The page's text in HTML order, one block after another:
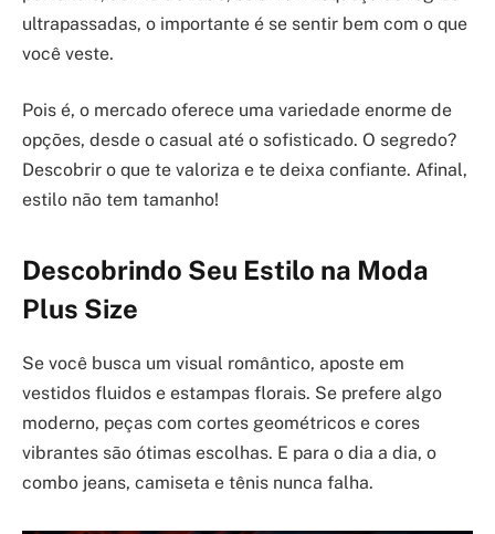
ultrapassadas, o importante é se sentir bem com o que
você veste.
Pois é, o mercado oferece uma variedade enorme de
opções, desde o casual até o sofisticado. O segredo?
Descobrir o que te valoriza e te deixa confiante. Afinal,
estilo não tem tamanho!
Descobrindo Seu Estilo na Moda
Plus Size
Se você busca um visual romântico, aposte em
vestidos fluidos e estampas florais. Se prefere algo
moderno, peças com cortes geométricos e cores
vibrantes são ótimas escolhas. E para o dia a dia, o
combo jeans, camiseta e tênis nunca falha.